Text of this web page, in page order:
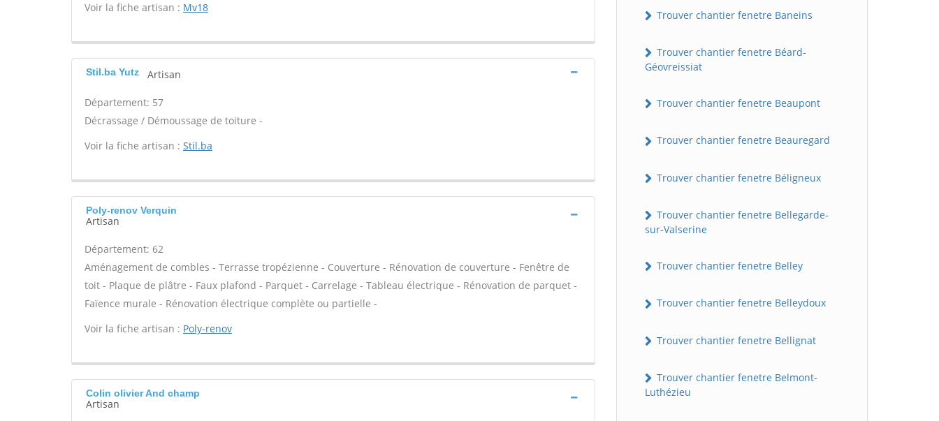
Voir la fiche artisan : Mv18
Stil.ba Yutz Artisan
Département: 57
Décrassage / Démoussage de toiture -
Voir la fiche artisan : Stil.ba
Poly-renov Verquin
Artisan
Département: 62
Aménagement de combles - Terrasse tropézienne - Couverture - Rénovation de couverture - Fenêtre de
toit - Plaque de plâtre - Faux plafond - Parquet - Carrelage - Tableau électrique - Rénovation de parquet -
Faïence murale - Rénovation électrique complète ou partielle -
Voir la fiche artisan : Poly-renov
Colin olivier And champ
Artisan
Trouver chantier fenetre Baneins
Trouver chantier fenetre Béard-
Géovreissiat
Trouver chantier fenetre Beaupont
Trouver chantier fenetre Beauregard
Trouver chantier fenetre Béligneux
Trouver chantier fenetre Bellegarde-
sur-Valserine
Trouver chantier fenetre Belley
Trouver chantier fenetre Belleydoux
Trouver chantier fenetre Bellignat
Trouver chantier fenetre Belmont-
Luthézieu